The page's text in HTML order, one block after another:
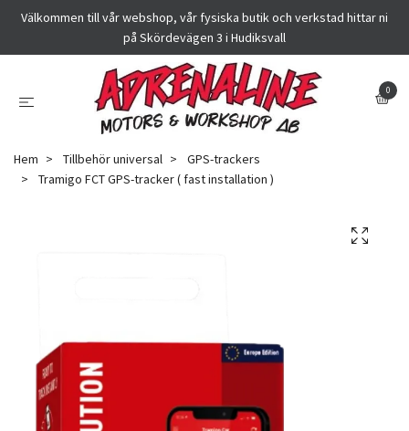
Välkommen till vår webshop, vår fysiska butik och verkstad hittar ni
på Skördevägen 3 i Hudiksvall
0
Hem Tillbehör universal
GPS-trackers
Tramigo FCT GPS-tracker ( fast installation )